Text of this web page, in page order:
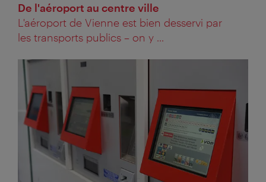
De l'aéroport au centre ville
L'aéroport de Vienne est bien desservi par
les transports publics – on y ...